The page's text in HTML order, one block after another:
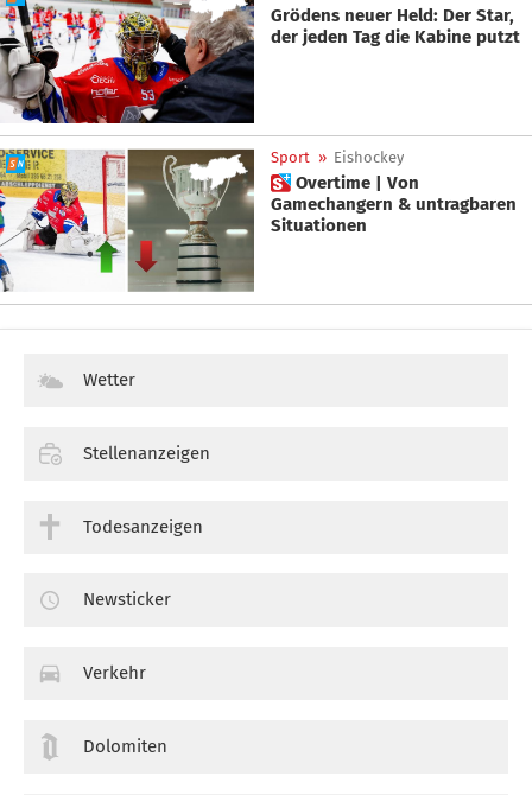
Grödens neuer Held: Der Star,
der jeden Tag die Kabine putzt
Sport » Eishockey
 Overtime | Von
Gamechangern & untragbaren
Situationen
Wetter
Stellenanzeigen
Todesanzeigen
Newsticker
Verkehr
Dolomiten